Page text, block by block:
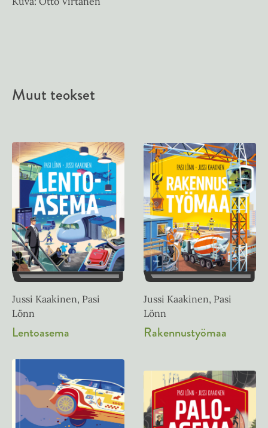
Muut teokset
Jussi Kaakinen, Pasi
Lönn
Lentoasema
Jussi Kaakinen, Pasi
Lönn
Rakennustyömaa